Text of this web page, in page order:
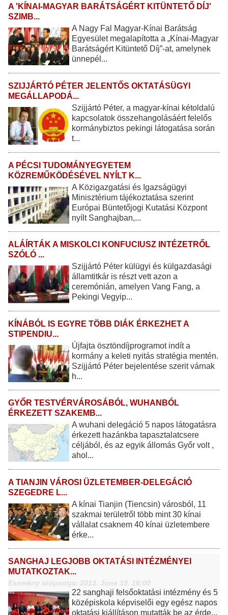
A 'KÍNAI-MAGYAR BARÁTSÁGÉRT KITÜNTETŐ DÍJ'
SZIMB...
A Nagy Fal Magyar-Kínai Barátság
Egyesület megalapította a „Kínai-Magyar
Barátságért Kitüntető Díj”-at, amelynek
ünnepél...
SZIJJÁRTÓ PÉTER JELENTŐS OKTATÁSÜGYI
MEGÁLLAPODÁ...
Szijjártó Péter, a magyar-kínai kétoldalú
kapcsolatok összehangolásáért felelős
kormánybiztos pekingi látogatása során
t...
A PÉCSI TUDOMÁNYEGYETEM
KÖZREMŰKÖDÉSÉVEL NYÍLT K...
A Közigazgatási és Igazságügyi
Minisztérium tájékoztatása szerint
Európai Büntetőjogi Kutatási Központ
nyílt Sanghajban,...
ALÁÍRTÁK A MISKOLCI KONFUCIUSZ INTÉZETRŐL
SZÓLÓ ...
Szijjártó Péter külügyi és külgazdasági
államtitkár is részt vett azon a
ceremónián, amelyen Vang Fang, a
Pekingi Vegyip...
KÍNÁBÓL IS EGYRE TÖBB DIÁK ÉRKEZHET A
STIPENDIU...
Újfajta ösztöndíjprogramot indít a
kormány a keleti nyitás stratégia mentén.
Szijjártó Péter bejelentése szerit várnak
h...
GYŐR TESTVÉRVÁROSÁBÓL, WUHANBÓL
ÉRKEZETT SZAKEMB...
A wuhani delegáció 5 napos látogatásra
érkezett hazánkba tapasztalatcsere
céljából, és az egyik állomás Győr volt ,
ahol...
A TIANJIN VÁROSI ÜZLETEMBER-DELEGÁCIÓ
SZEGEDRE L...
A kínai Tianjin (Tiencsin) városból, 11
szakmai területről több mint 30 kínai
vállalat csaknem 40 kínai üzletembere
érke...
SANGHAJ LEGJOBB OKTATÁSI INTÉZMÉNYEI
MUTATKOZTAK...
Esemény időpontja: 2013. June 10. 16:00
22 sanghaji felsőoktatási intézmény és 5
középiskola képviselői egy egész napos
oktatási kiállításon mutatták be az érde...